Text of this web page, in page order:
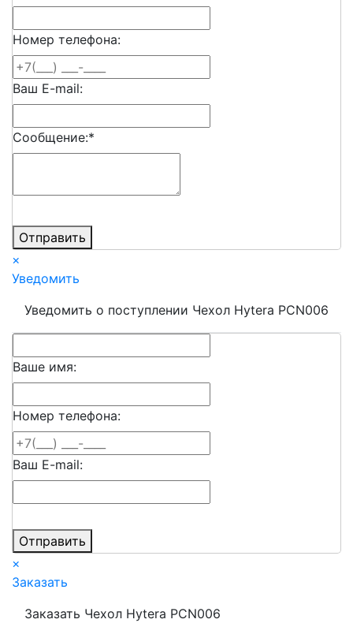
Номер телефона:
Ваш E-mail:
Сообщение:*
Отправить
×
Уведомить
Уведомить о поступлении Чехол Hytera PCN006
Ваше имя:
Номер телефона:
Ваш E-mail:
Отправить
×
Заказать
Заказать Чехол Hytera PCN006